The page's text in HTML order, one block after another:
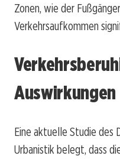
Zonen, wie der
Verkehrsaufkommen
Auswirkungen
Eine aktuelle Studie des
Urbanistik belegt, dass